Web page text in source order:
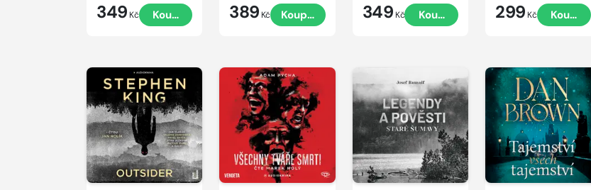
349 Kč Koupit 389 Kč Koupit 349 Kč Koupit 299 Kč Koupit
Přehrát
ukázku
Přehrát
ukázku
Přehrát
ukázku
Přehrát
ukázku